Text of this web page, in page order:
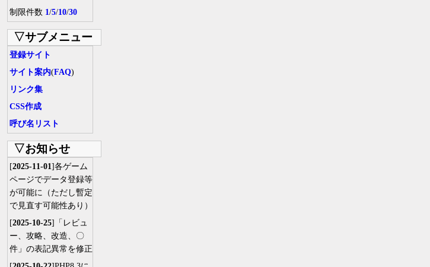
制限件数 1/5/10/30
▽サブメニュー
登録サイト
サイト案内(FAQ)
リンク集
CSS作成
呼び名リスト
▽お知らせ
[2025-11-01]各ゲーム
ページでデータ登録等
が可能に（ただし暫定
で見直す可能性あり）
[2025-10-25]「レビュ
ー、攻略、改造、〇
件」の表記異常を修正